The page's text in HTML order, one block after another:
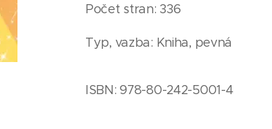
Počet stran: 336
Typ, vazba: Kniha, pevná
ISBN: 978-80-242-5001-4